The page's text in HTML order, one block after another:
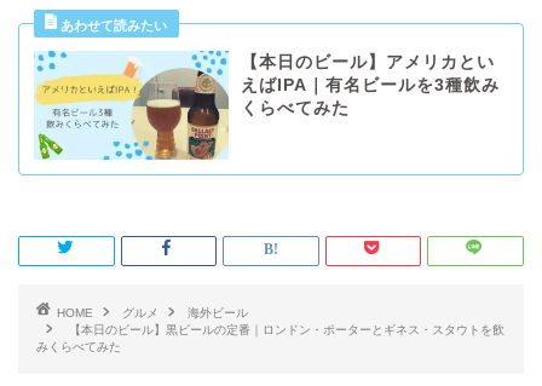
【本日のビール】アメリカとい
えばIPA｜有名ビールを3種飲み
くらべてみた
HOME グルメ
海外ビール
【本日のビール】黒ビールの定番｜ロンドン・ポーターとギネス・スタウトを飲
みくらべてみた